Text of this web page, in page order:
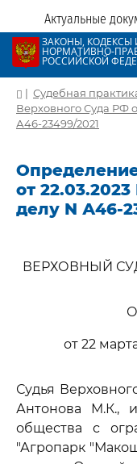
Актуальные
ЗАКОНЫ, КОДЕКСЫ
НОРМАТИВНО-
РОССИЙСКОЙ
| Судебная
Верховного Суда РФ
А46-23499/2021
от
делу N А46-
ВЕРХОВНЫЙ
от 22
Судья
Антонова М.К.,
общества с
"Агропарк